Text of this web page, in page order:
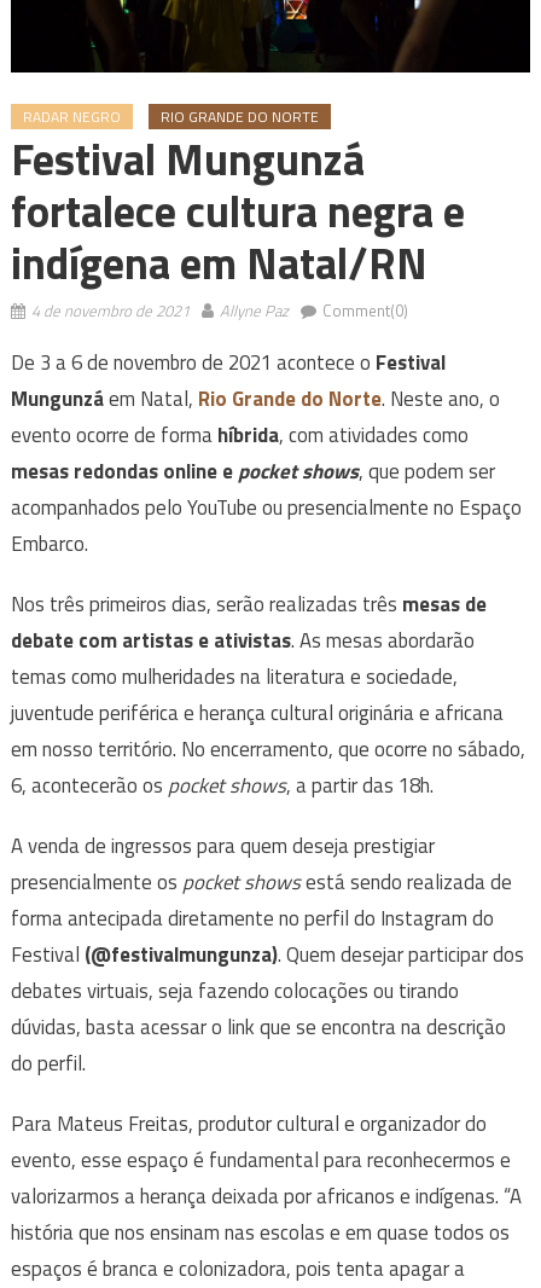
RADAR NEGRO RIO GRANDE DO NORTE
Festival Mungunzá
fortalece cultura negra e
indígena em Natal/RN
4 de novembro de 2021 Allyne Paz Comment(0)
De 3 a 6 de novembro de 2021 acontece o Festival
Mungunzáem Natal, Rio Grande do Norte. Neste ano, o
evento ocorre de formahíbrida, com atividades como
mesas redondas online epocket shows, que podem ser
acompanhados pelo YouTube ou presencialmente no Espaço
Embarco.
Nos três primeiros dias, serão realizadas três mesas de
debate com artistas e ativistas. As mesas abordarão
temas como mulheridades na literatura e sociedade,
juventude periférica e herança cultural originária e africana
em nosso território. No encerramento, que ocorre no sábado,
6, acontecerão os pocket shows, a partir das 18h.
A venda de ingressos para quem deseja prestigiar
presencialmente os pocket showsestá sendo realizada de
forma antecipada diretamente no perfil do Instagram do
Festival (@festivalmungunza). Quem desejar participar dos
debates virtuais, seja fazendo colocações ou tirando
dúvidas, basta acessar o link que se encontra na descrição
do perfil.
Para Mateus Freitas, produtor cultural e organizador do
evento, esse espaço é fundamental para reconhecermos e
valorizarmos a herança deixada por africanos e indígenas. “A
história que nos ensinam nas escolas e em quase todos os
espaços é branca e colonizadora, pois tenta apagar a